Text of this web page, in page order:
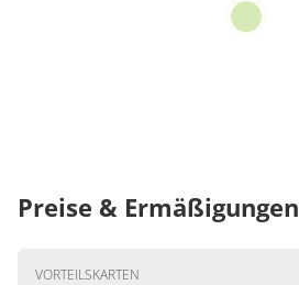
Preise & Ermäßigungen
VORTEILSKARTEN